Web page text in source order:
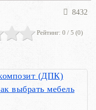
8432
Рейтинг: 0 / 5 (0)
(ДПК)
выбрать мебель